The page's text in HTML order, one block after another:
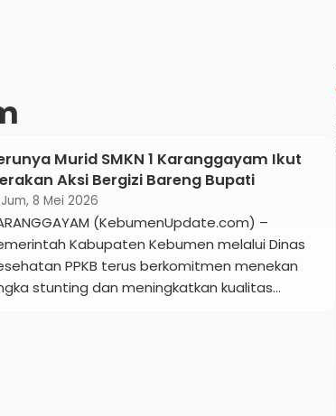
Murid SMKN 1 Karanggayam Ikut
Aksi Bergizi Bareng Bupati
Jum, 8 Mei 2026
(KebumenUpdate.com) –
Kabupaten Kebumen melalui Dinas
PPKB terus berkomitmen menekan
stunting dan meningkatkan kualitas